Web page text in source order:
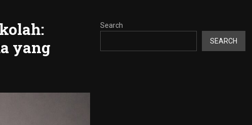
yang
Search
SEARCH